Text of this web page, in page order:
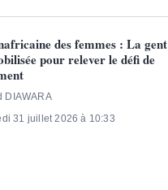
des femmes : La gent
pour relever le défi de
DIAWARA
31 juillet 2026 à 10:33